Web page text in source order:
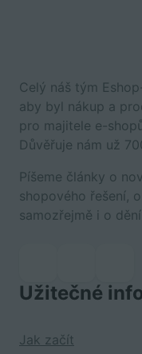
Celý náš tým
aby byl nákup a
pro majitele e-
Důvěřuje nám už
Píšeme články o
shopového řešení,
samozřejmě i o
Užitečné
Jak začít